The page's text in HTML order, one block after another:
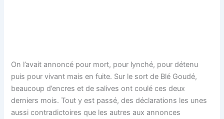
On l’avait annoncé pour mort, pour lynché, pour détenu
puis pour vivant mais en fuite. Sur le sort de Blé Goudé,
beaucoup d’encres et de salives ont coulé ces deux
derniers mois. Tout y est passé, des déclarations les unes
aussi contradictoires que les autres aux annonces